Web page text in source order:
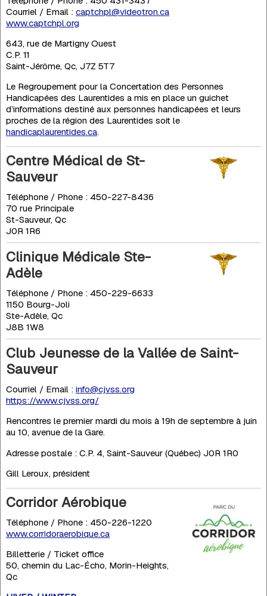
Courriel / Email : captchpl@videotron.ca
www.captchpl.org
643, rue de Martigny Ouest
C.P. 11
Saint-Jérôme, Qc, J7Z 5T7
Le Regroupement pour la Concertation des Personnes
Handicapées des Laurentides a mis en place un guichet
d’informations destiné aux personnes handicapées et leurs
proches de la région des Laurentides soit le
handicaplaurentides.ca.
Centre Médical de St-
Sauveur
Téléphone / Phone : 450-227-8436
70 rue Principale
St-Sauveur, Qc
J0R 1R6
Clinique Médicale Ste-
Adèle
Téléphone / Phone : 450-229-6633
1150 Bourg-Joli
Ste-Adèle, Qc
J8B 1W8
Club Jeunesse de la Vallée de Saint-
Sauveur
Courriel / Email : info@cjvss.org
https://www.cjvss.org/
Rencontres le premier mardi du mois à 19h de septembre à juin
au 10, avenue de la Gare.
Adresse postale : C.P. 4, Saint-Sauveur (Québec) J0R 1R0
Gill Leroux, président
Corridor Aérobique
Téléphone / Phone : 450-226-1220
www.corridoraerobique.ca
Billetterie / Ticket office
50, chemin du Lac-Écho, Morin-Heights,
Qc